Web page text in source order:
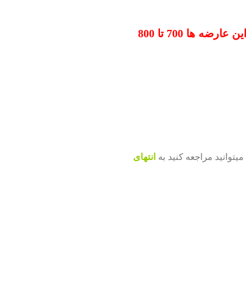
برای هر عدد از این عارضه ها 700 تا 800
میتوانید مراجعه کنید به انتهای